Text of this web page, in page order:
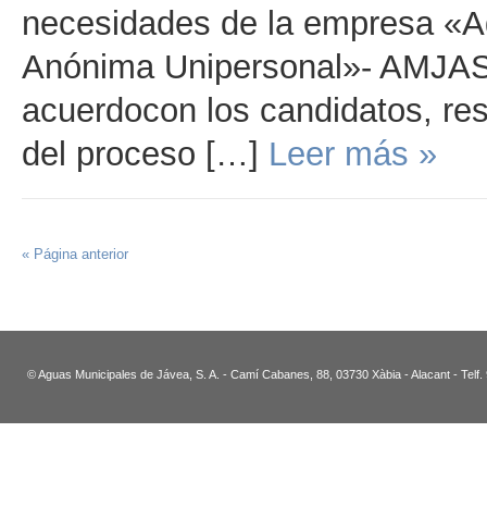
necesidades de la empresa
Anónima Unipersonal»-
acuerdocon los candidatos,
del proceso […] Leer más »
« Página anterior
© Aguas Municipales de Jávea, S. A. - Camí Cabanes, 88, 03730 Xàbia - Alacant -